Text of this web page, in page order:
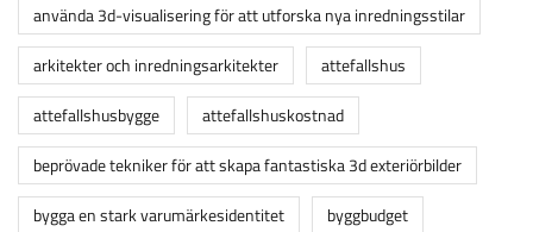
använda 3d-visualisering för att utforska nya inredningsstilar
arkitekter och inredningsarkitekter
attefallshus
attefallshusbygge
attefallshuskostnad
beprövade tekniker för att skapa fantastiska 3d exteriörbilder
bygga en stark varumärkesidentitet
byggbudget